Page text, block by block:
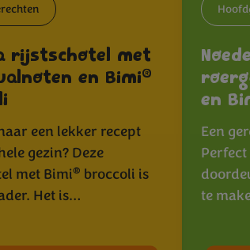
rijstschotel met
en Bimi®
een lekker recept
gezin? Deze
met Bimi® broccoli is
Het is…
en
Een
te